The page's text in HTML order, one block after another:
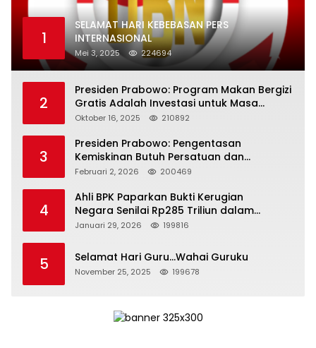
1
SELAMAT HARI KEBEBASAN PERS
INTERNASIONAL
Mei 3, 2025 224694
2
Presiden Prabowo: Program Makan Bergizi
Gratis Adalah Investasi untuk Masa
Depan Bangsa
Oktober 16, 2025 210892
3
Presiden Prabowo: Pengentasan
Kemiskinan Butuh Persatuan dan
Kepemimpinan yang Bertanggung Jawab
Februari 2, 2026 200469
4
Ahli BPK Paparkan Bukti Kerugian
Negara Senilai Rp285 Triliun dalam
Persidangan Korupsi PT Pertamina
Januari 29, 2026 199816
5 Selamat Hari Guru…Wahai Guruku
November 25, 2025 199678